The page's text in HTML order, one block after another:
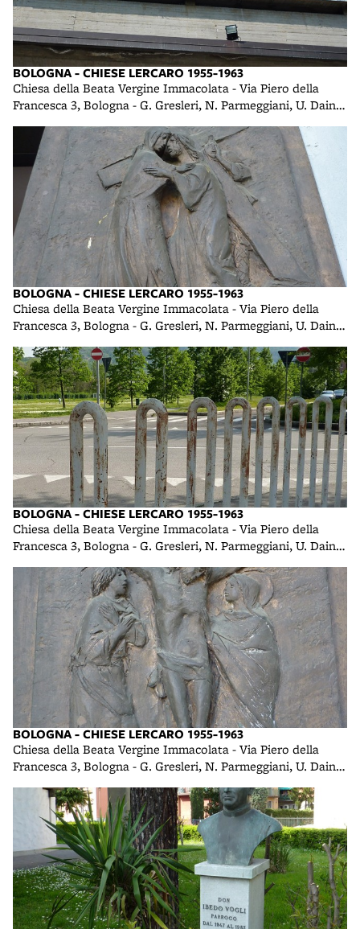
BOLOGNA - CHIESE LERCARO 1955-1963
Chiesa della Beata Vergine Immacolata - Via Piero della
Francesca 3, Bologna - G. Gresleri, N. Parmeggiani, U. Daini -
BOLOGNA - CHIESE LERCARO 1955-1963
Chiesa della Beata Vergine Immacolata - Via Piero della
Francesca 3, Bologna - G. Gresleri, N. Parmeggiani, U. Daini -
BOLOGNA - CHIESE LERCARO 1955-1963
Chiesa della Beata Vergine Immacolata - Via Piero della
Francesca 3, Bologna - G. Gresleri, N. Parmeggiani, U. Daini -
BOLOGNA - CHIESE LERCARO 1955-1963
Chiesa della Beata Vergine Immacolata - Via Piero della
Francesca 3, Bologna - G. Gresleri, N. Parmeggiani, U. Daini -